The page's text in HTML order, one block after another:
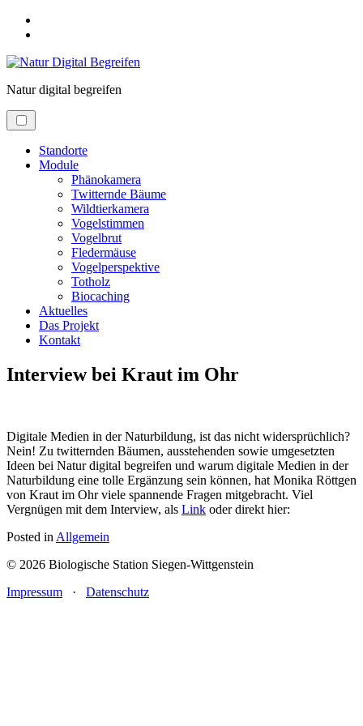
menu
main
Naturdigital begreifen
Standorte
Module
Phänokamera
Twitternde Bäume
Wildtierkamera
Vogelstimmen
Vogelbrut
Fledermäuse
Vogelperspektive
Totholz
Biocaching
Aktuelles
Das Projekt
Kontakt
Interview bei Kraut im Ohr
Digitale Medien in der Naturbildung, ist das nicht widersprüchlich?
Nein! Zu twitternden Bäumen, ausstehenden sowie umgesetzten
Ideen bei Natur digital begreifen und warum digitale Medien in der
Naturbildung eine tolle Ergänzung sein können, hat Monika Röttgen
von Kraut im Ohr viele spannende Fragen mitgebracht. Viel
Vergnügen mit dem Interview, als Link oder direkt hier:
Posted in Allgemein
© 2026 Biologische Station Siegen-Wittgenstein
Impressum · Datenschutz